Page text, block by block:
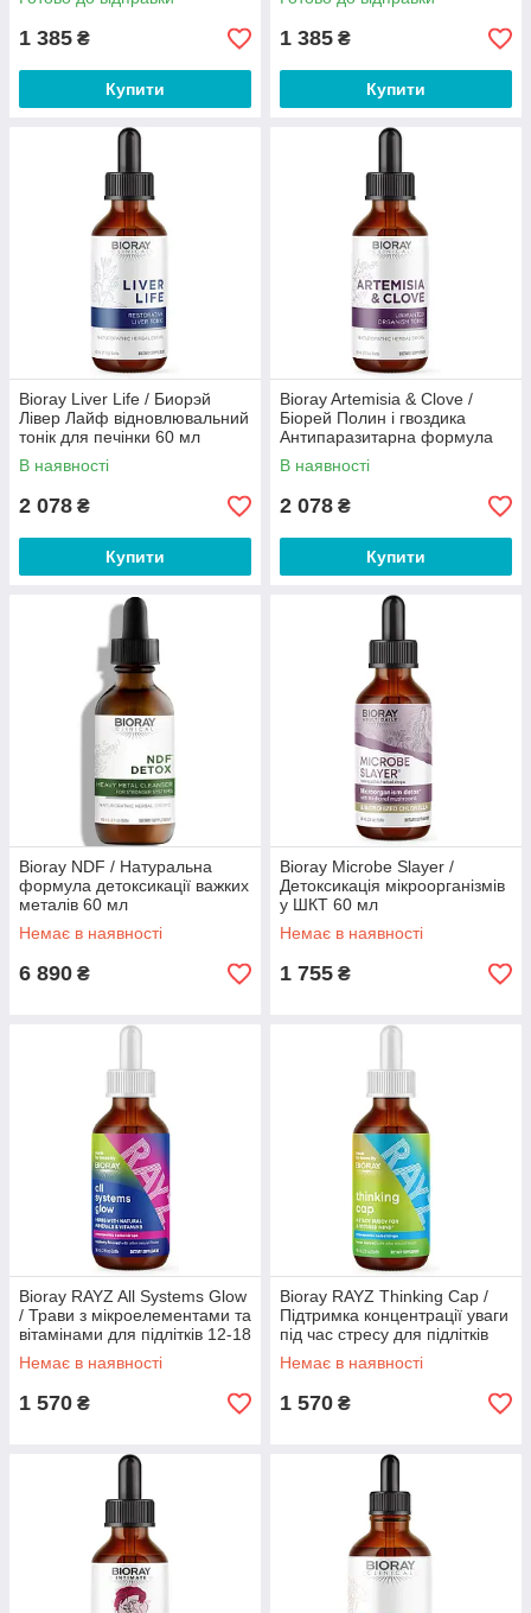
1 385 ₴
Купити
1 385 ₴
Купити
Bioray Liver Life / Биорэй
Лівер Лайф відновлювальний
тонік для печінки 60 мл
В наявності
2 078 ₴
Купити
Bioray Artemisia & Clove /
Біорей Полин і гвоздика
Антипаразитарна формула
59 мл
В наявності
2 078 ₴
Купити
Bioray NDF / Натуральна
формула детоксикації важких
металів 60 мл
Немає в наявності
6 890 ₴
Bioray Microbe Slayer /
Детоксикація мікроорганізмів
у ШКТ 60 мл
Немає в наявності
1 755 ₴
Bioray RAYZ All Systems Glow
/ Трави з мікроелементами та
вітамінами для підлітків 12-18
років 59 мл
Немає в наявності
1 570 ₴
Bioray RAYZ Thinking Cap /
Підтримка концентрації уваги
під час стресу для підлітків
12-18 років 59 мл
Немає в наявності
1 570 ₴